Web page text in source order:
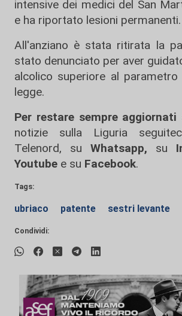
intensive dei medici del San
e ha riportato lesioni permanenti.
All'anziano è stata ritirata la
stato denunciato per aver
alcolico superiore al
legge.
Per restare sempre aggiornati
notizie sulla Liguria
Telenord, su
Whatsapp, su
Youtube e su Facebook.
Tags:
ubriaco patente sestri levante
Condividi: